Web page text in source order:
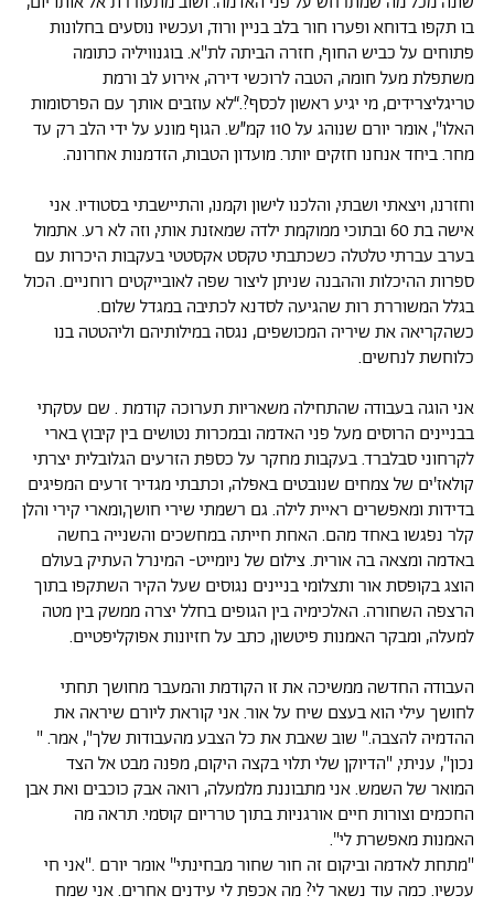
בו תקפו בדוחא ופערו חור בלב בניין ורוד, ועכשיו נוסעים בחלונות
פתוחים על כביש החוף, חזרה הביתה לת"א. בוגנוויליה כתומה
משתפלת מעל חומה, הטבה לרוכשי דירה, אירוע לב ורמת
טריגליצרידים, מי יגיע ראשון לכסף?.“לא עוזבים אותך עם הפרסומות
האלו", אומר יורם שנוהג על 110 קמ״ש. הגוף מונע על ידי הלב רק עד
מחר. ביחד אנחנו חזקים יותר. מועדון הטבות, הזדמנות אחרונה.
וחזרנו, ויצאתי ושבתי, והלכנו לישון וקמנו, והתיישבתי בסטודיו. אני
אישה בת 60 ובתוכי ממוקמת ילדה שמאזנת אותי, וזה לא רע. אתמול
בערב עברתי טלטלה כשכתבתי טקסט אקסטטי בעקבות היכרות עם
ספרות ההיכלות וההבנה שניתן ליצור שפה לאובייקטים רוחניים. הכול
בגלל המשוררת רות שהגיעה לסדנא לכתיבה במגדל שלום.
כשהקריאה את שיריה המכושפים, נגסה במילותיהם וליהטטה בנו
כלוחשת לנחשים.
אני הוגה בעבודה שהתחילה משאריות תערוכה קודמת . שם עסקתי
בבניינים הרוסים מעל פני האדמה ובמכרות נטושים בין קיבוץ בארי
לקרחוני סבלברד. בעקבות מחקר על כספת הזרעים הגלובלית יצרתי
קולאז'ים של צמחים שנובטים באפלה, וכתבתי מגדיר זרעים המפיגים
בדידות ומאפשרים ראיית לילה. גם רשמתי שירי חושך,ומארי קירי והלן
קלר נפגשו באחד מהם. האחת חייתה במחשכים והשנייה בחשה
באדמה ומצאה בה אורית. צילום של ניומייט- המינרל העתיק בעולם
הוצג בקופסת אור ותצלומי בניינים נגוסים שעל הקיר השתקפו בתוך
הרצפה השחורה. האלכימיה בין הגופים בחלל יצרה ממשק בין מטה
למעלה, ומבקר האמנות פיטשון, כתב על חזיונות אפוקליפטיים.
העבודה החדשה ממשיכה את זו הקודמת והמעבר מחושך תחתי
לחושך עילי הוא בעצם שיח על אור. אני קוראת ליורם שיראה את
ההדמיה להצבה." שוב שאבת את כל הצבע מהעבודות שלך", אמר. "
נכון", עניתי, "הדיוקן שלי תלוי בקצה היקום, מפנה מבט אל הצד
המואר של השמש. אני מתבוננת מלמעלה, רואה אבק כוכבים ואת אבן
החכמים וצורות חיים אורגניות בתוך טרריום קוסמי. תראה מה
האמנות מאפשרת לי".
"מתחת לאדמה וביקום זה חור שחור מבחינתי" אומר יורם ."אני חי
עכשיו. כמה עוד נשאר לי? מה אכפת לי עידנים אחרים. אני שמח